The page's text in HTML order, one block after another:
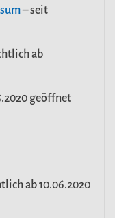
– seit
ab
geöffnet
ab 10.06.2020